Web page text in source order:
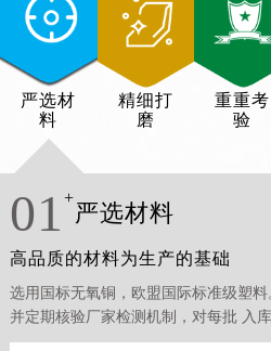
500米
2026-08-06 16:52 139****7888 35KV
2026-08-06 13:49 189****0888 订购高
2026-08-06 13:47 138****9988 订购
YTTW
严选材
料
01 +
严选材料
高品质的材料为生产的基础
选用国标无氧铜，欧盟国际标准级塑
并定期核验厂家检测机制，对每批 入
精细打
磨
重重考
验